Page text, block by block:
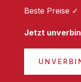
Beste Preise
Jetzt